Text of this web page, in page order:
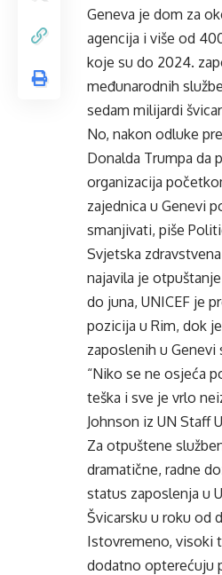
Geneva je dom za
agencija i više od
koje su do 2024.
međunarodnih
sedam milijardi
No, nakon odluke
Donalda Trumpa da
organizacija
zajednica u Genevi
smanjivati, piše
Svjetska
najavila je
do juna, UNICEF je
pozicija u Rim, dok
zaposlenih u Genevi
“Niko se ne osjeća
teška i sve je vrlo
Johnson iz UN Staff
Za otpuštene
dramatične, radne
status zaposlenja u
Švicarsku u roku od
Istovremeno, visoki
dodatno opterećuju